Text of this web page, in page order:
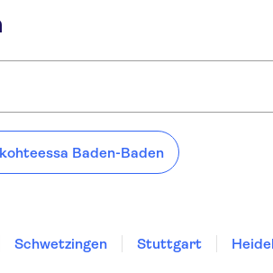
Baden-Baden
Schwetzingen Stuttgart